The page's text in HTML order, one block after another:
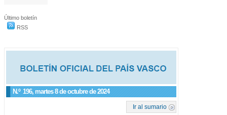
Último boletín
RSS
N.º 196, martes 8 de octubre de 2024
Ir al sumario